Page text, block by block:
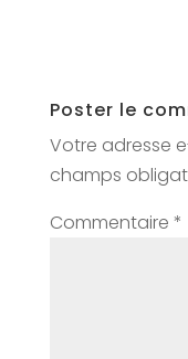
Poster le
Votre adresse
champs
Commentaire *